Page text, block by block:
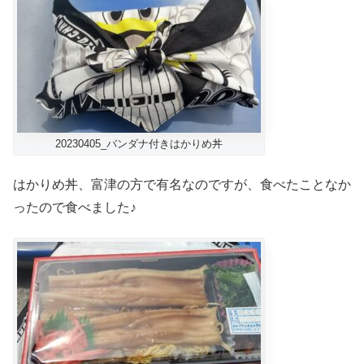
20230405_バンダナ付きはかりめ丼
はかりめ丼、富津の方で有名なのですが、食べたことなか
ったので食べました♪